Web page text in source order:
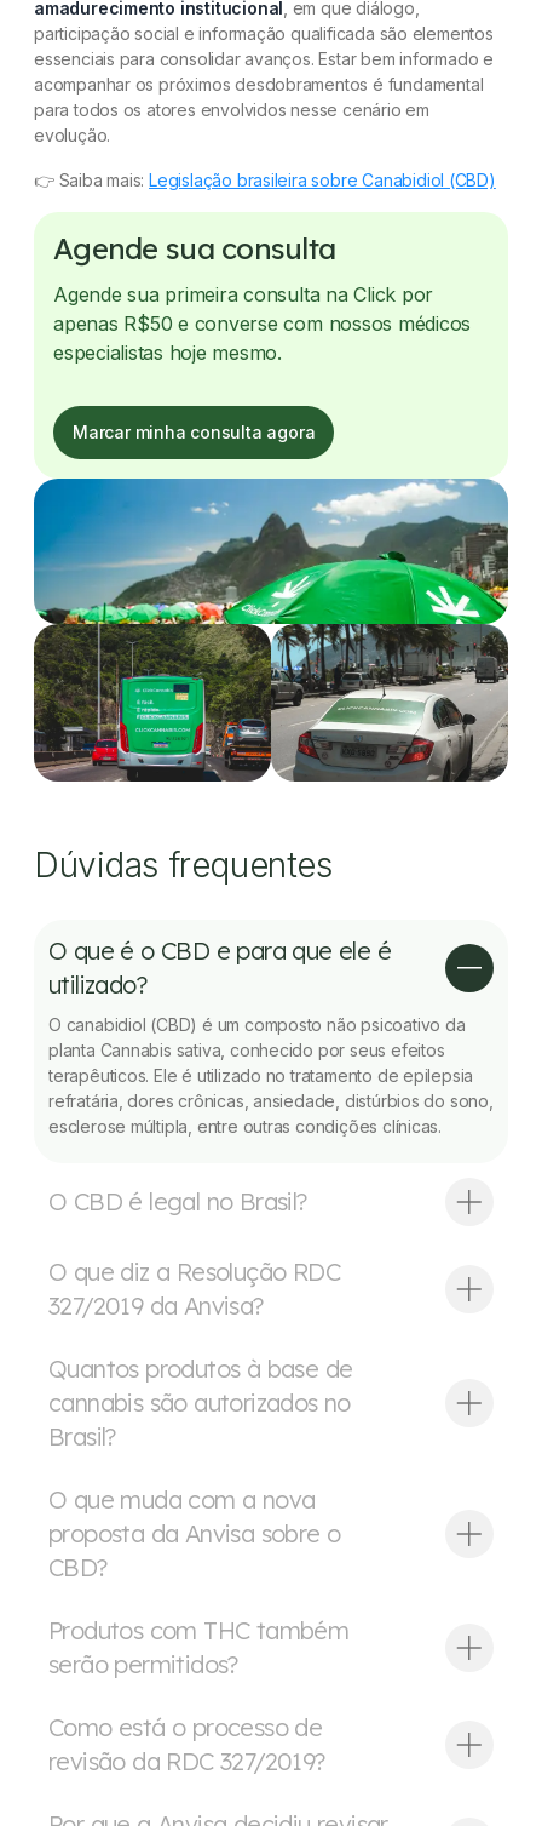
amadurecimento institucional , em que diálogo,
participação social e informação qualificada são elementos
essenciais para consolidar avanços. Estar bem informado e
acompanhar os próximos desdobramentos é fundamental
para todos os atores envolvidos nesse cenário em
evolução.
👉 Saiba mais:Legislação brasileira sobre Canabidiol (CBD)
Agende sua consulta
Agende sua primeira consulta na Click por
apenas R$50 e converse com nossos médicos
especialistas hoje mesmo.
Marcar minha consulta agora
Dúvidas frequentes
O que é o CBD e para que ele é
utilizado?
O canabidiol (CBD) é um composto não psicoativo da
planta Cannabis sativa, conhecido por seus efeitos
terapêuticos. Ele é utilizado no tratamento de epilepsia
refratária, dores crônicas, ansiedade, distúrbios do sono,
esclerose múltipla, entre outras condições clínicas.
O CBD é legal no Brasil?
O que diz a Resolução RDC
327/2019 da Anvisa?
Quantos produtos à base de
cannabis são autorizados no
Brasil?
O que muda com a nova
proposta da Anvisa sobre o
CBD?
Produtos com THC também
serão permitidos?
Como está o processo de
revisão da RDC 327/2019?